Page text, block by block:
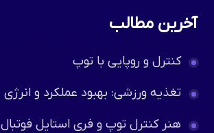
آخرین مطالب
کنترل و روپایی با توپ
تغذیه ورزشی: بهبود عملکرد و انرژی
هنر کنترل توپ و فری استایل فوتبال